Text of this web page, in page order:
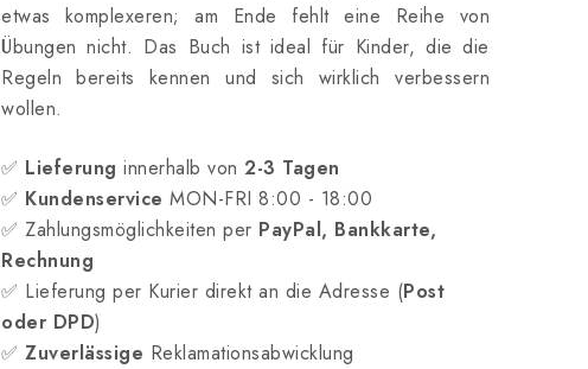
etwas komplexeren; am Ende fehlt eine Reihe von
Übungen nicht. Das Buch ist ideal für Kinder, die die
Regeln bereits kennen und sich wirklich verbessern
wollen.
✅ Lieferung innerhalb von 2-3 Tagen
✅ Kundenservice MON-FRI 8:00 - 18:00
✅ Zahlungsmöglichkeiten per PayPal, Bankkarte,
Rechnung
✅ Lieferung per Kurier direkt an die Adresse (Post
oder DPD)
✅ Zuverlässige Reklamationsabwicklung